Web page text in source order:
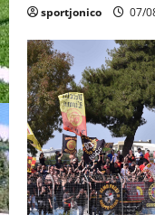
sportjonico 07/